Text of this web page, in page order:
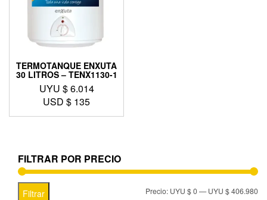
TERMOTANQUE ENXUTA
30 LITROS – TENX1130-1
UYU $6.014
USD $ 135
FILTRAR POR PRECIO
Filtrar Precio: UYU $ 0—UYU $ 406.980